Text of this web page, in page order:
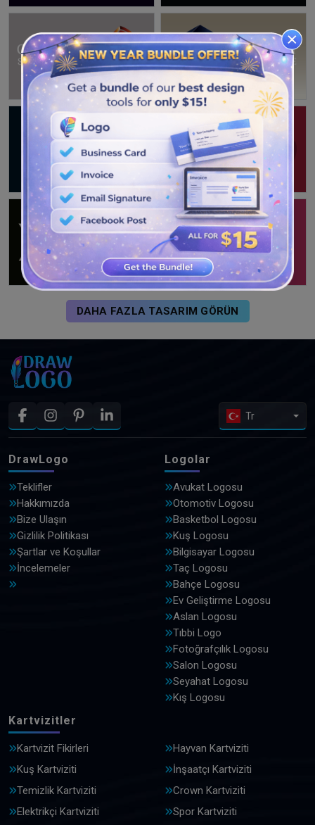
DAHA FAZLA TASARIM GÖRÜN
Tr
DrawLogo
Teklifler
Hakkımızda
Bize Ulaşın
Gizlilik Politikası
Şartlar ve Koşullar
İncelemeler
Logolar
Avukat Logosu
Otomotiv Logosu
Basketbol Logosu
Kuş Logosu
Bilgisayar Logosu
Taç Logosu
Bahçe Logosu
Ev Geliştirme Logosu
Aslan Logosu
Tıbbi Logo
Fotoğrafçılık Logosu
Salon Logosu
Seyahat Logosu
Kış Logosu
Kartvizitler
Kartvizit Fikirleri
Hayvan Kartviziti
Kuş Kartviziti
İnşaatçı Kartviziti
Temizlik Kartviziti
Crown Kartviziti
Elektrikçi Kartviziti
Spor Kartviziti